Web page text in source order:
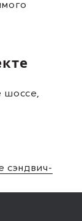
шоссе,
сэндвич-